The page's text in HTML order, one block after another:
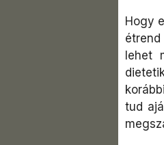
Hogy
lehet
tud